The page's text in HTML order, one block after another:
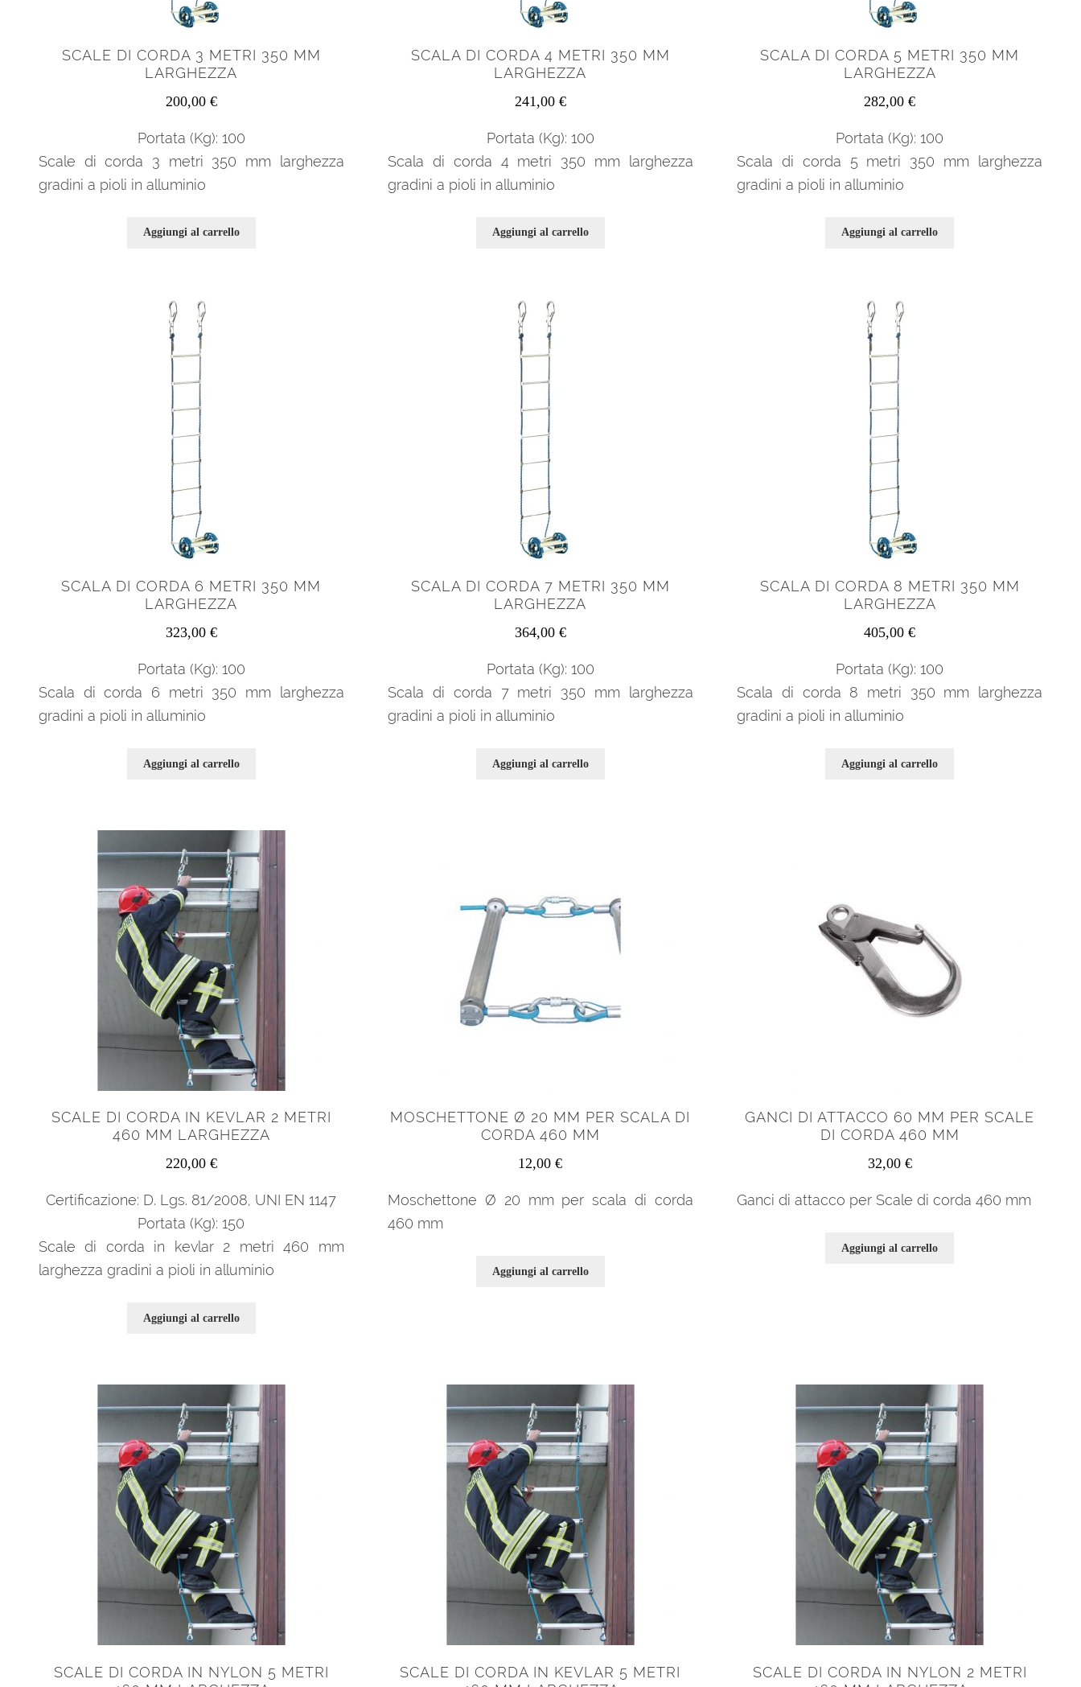
SCALE DI CORDA 3 METRI 350 MM
LARGHEZZA
200,00 €
Portata (Kg): 100
Scale di corda 3 metri 350 mm larghezza
gradini a pioli in alluminio
Aggiungi al carrello
SCALA DI CORDA 4 METRI 350 MM
LARGHEZZA
241,00 €
Portata (Kg): 100
Scala di corda 4 metri 350 mm larghezza
gradini a pioli in alluminio
Aggiungi al carrello
SCALA DI CORDA 5 METRI 350 MM
LARGHEZZA
282,00€
Portata (Kg): 100
Scala di corda 5 metri 350 mm larghezza
gradini a pioli in alluminio
Aggiungi al carrello
SCALA DI CORDA 6 METRI 350 MM
LARGHEZZA
323,00 €
Portata (Kg): 100
Scala di corda 6 metri 350 mm larghezza
gradini a pioli in alluminio
Aggiungi al carrello
SCALA DI CORDA 7 METRI 350 MM
LARGHEZZA
364,00 €
Portata (Kg): 100
Scala di corda 7 metri 350 mm larghezza
gradini a pioli in alluminio
Aggiungi al carrello
SCALA DI CORDA 8 METRI 350 MM
LARGHEZZA
405,00€
Portata (Kg): 100
Scala di corda 8 metri 350 mm larghezza
gradini a pioli in alluminio
Aggiungi al carrello
SCALE DI CORDA IN KEVLAR 2 METRI
460 MM LARGHEZZA
220,00 €
Certificazione: D. Lgs. 81/2008, UNI EN 1147
Portata (Kg): 150
Scale di corda in kevlar 2 metri 460 mm
larghezza gradini a pioli in alluminio
Aggiungi al carrello
MOSCHETTONE Ø 20 MM PER SCALA DI
CORDA 460 MM
12,00€
Moschettone Ø 20 mm per scala di corda
460 mm
Aggiungi al carrello
GANCI DI ATTACCO 60 MM PER SCALE
DI CORDA 460 MM
32,00 €
Ganci di attacco per Scale di corda 460 mm
Aggiungi al carrello
SCALE DI CORDA IN NYLON 5 METRI
SCALE DI CORDA IN KEVLAR 5 METRI
SCALE DI CORDA IN NYLON 2 METRI